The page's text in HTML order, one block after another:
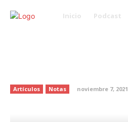
Inicio Podcast
Artículos Notas noviembre 7, 2021